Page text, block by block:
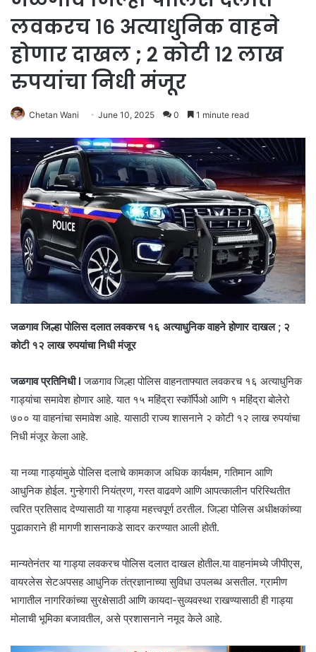
लवकरच १६ अत्याधुनिक वाहने
होणार दाखल ; २ कोटी १२ लाख
रुपयांचा निधी मंजूर
Chetan Wani June 10, 2025 0 1 minute read
जळगाव जिल्हा पोलिस दलात लवकरच १६ अत्याधुनिक वाहने होणार दाखल ; २
कोटी १२ लाख रुपयांचा निधी मंजूर
जळगाव प्रतिनिधी l जळगाव जिल्हा पोलिस वाहनताफ्यात लवकरच १६ अत्याधुनिक
गाड्यांचा समावेश होणार आहे. यात १५ महिंद्रा स्कॉर्पिओ आणि १ महिंद्रा बोलेरो
७०० या वाहनांचा समावेश आहे. यासाठी राज्य शासनाने २ कोटी १२ लाख रुपयांचा
निधी मंजूर केला आहे.
या नव्या गाड्यांमुळे पोलिस दलाचे कामकाज अधिक कार्यक्षम, गतिमान आणि
आधुनिक होईल. गुन्हेगारी नियंत्रण, गस्त वाढवणे आणि आपत्कालीन परिस्थितीत
त्वरित प्रतिसाद देण्यासाठी या गाड्या महत्त्वपूर्ण ठरतील. जिल्हा पोलिस अधीक्षकांच्या
पुढाकाराने ही मागणी शासनाकडे सादर करण्यात आली होती.
मान्यतेनंतर या गाड्या लवकरच पोलिस दलात दाखल होतील.या वाहनांमध्ये जीपीएस,
वायरलेस सेटअपसह आधुनिक तंत्रज्ञानाच्या सुविधा उपलब्ध असतील. ग्रामीण
भागातील नागरिकांच्या सुरक्षेसाठी आणि कायदा-सुव्यवस्था राखण्यासाठी ही गाड्या
मोलाची भूमिका बजावतील, असे प्रशासनाने नमूद केले आहे.